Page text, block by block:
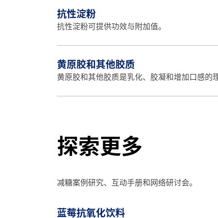
抗性淀粉
抗性淀粉可提供功效与附加值。
黄原胶和其他胶质
黄原胶和其他胶质是乳化、胶凝和增加口感的
探索更多
减糖案例研究、互动手册和网络研讨会。
蓝莓抗氧化饮料